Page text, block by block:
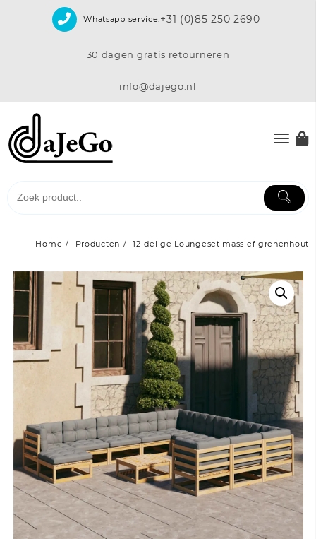
Whatsapp service:+31 (0)85 250 2690
30 dagen gratis retourneren
info@dajego.nl
Home Producten 12-delige Loungeset massief grenenhout